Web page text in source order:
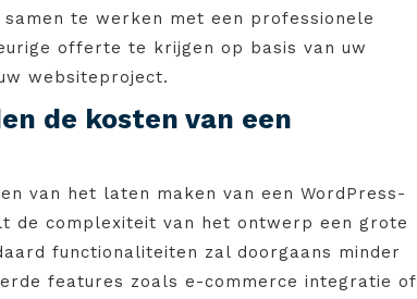
te werken met een professionele
offerte te krijgen op basis van uw
websiteproject.
de kosten van een
van het laten maken van een WordPress-
de complexiteit van het ontwerp een grote
functionaliteiten zal doorgaans minder
features zoals e-commerce integratie of